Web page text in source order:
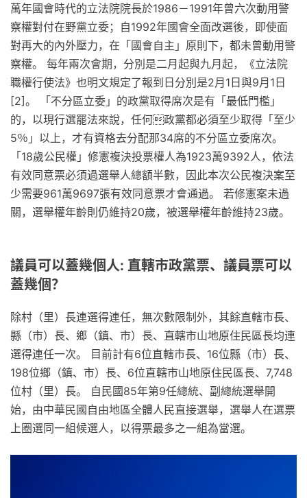
萬年國會時代的立法院院長於1986－1991年曾六次動用警
察權對付在野黨立委；自1992年國會全面改選後，即使面
對再大的內外壓力，在「國會自主」原則下，都未曾動用警
察權。 每年兩次會期，分別是二月起與九月起，《立法院
職權行使法》也明文規定了報到日分別是2月1日與9月1日
[2]。 「不分區立委」的政黨取得席次是有「最低門檻」
的，以現行選罷法來說，任何政黨都必須至少取得「至少
5％」以上，才有資格去分配那34席的不分區立委席次。
「18歲公民權」修憲複決投票權人為1923萬9392人，依法
有效同意票必須過選舉人總額半數，因此本次公民複決案至
少需要961萬9697張有效同意票才會通過。 若修憲案未過
關，選舉權年齡則仍維持20歲，被選舉權年齡維持23歲。
議員可以蓋幾個人: 直轄市政黨票、議員票可以
蓋幾個？
除村（里）長連選得連任，無次數限制外，其餘直轄市長、
縣（市）長、鄉（鎮、市）長、直轄市山地原住民區長均連
選得連任一次。 目前計有6位直轄市長、16位縣（市）長、
198位鄉（鎮、市）長、6位直轄市山地原住民區長、7,748
位村（里）長。 自民國85年第9任總統、副總統選舉開
始，由中華民國自由地區全體人民直接選舉，選舉人在選票
上圈選同一組候選人，以得票最多之一組為當選。